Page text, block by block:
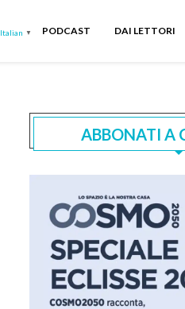
Italian ▼ PODCAST DAI LETTORI
ABBONATI A